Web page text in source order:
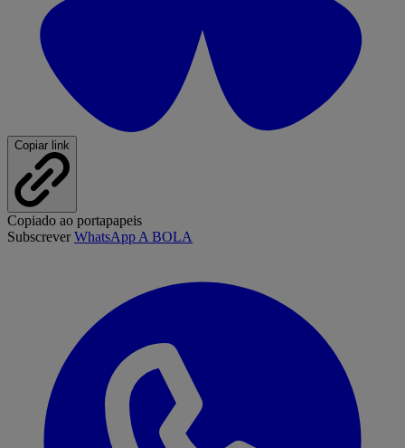
Copiar link
Copiado ao portapapeis
SubscreverWhatsApp A BOLA